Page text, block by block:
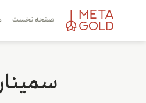
صفحه نخست
سمینار